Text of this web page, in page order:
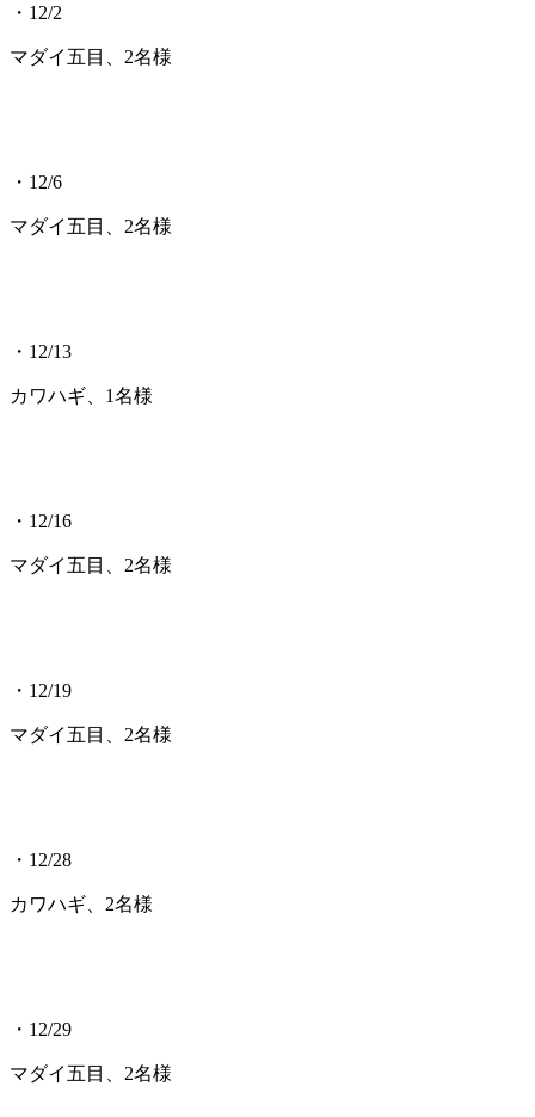
・12/2
マダイ五目、2名様
・12/6
マダイ五目、2名様
・12/13
カワハギ、1名様
・12/16
マダイ五目、2名様
・12/19
マダイ五目、2名様
・12/28
カワハギ、2名様
・12/29
マダイ五目、2名様